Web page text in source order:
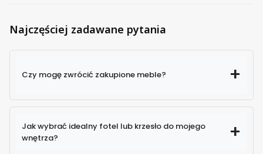
Najczęściej zadawane pytania
Czy mogę zwrócić zakupione meble?
Jak wybrać idealny fotel lub krzesło do mojego
wnętrza?